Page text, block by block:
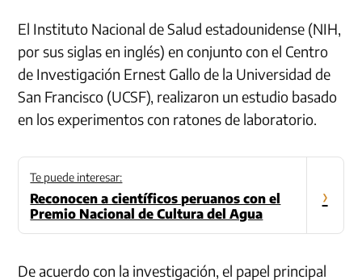
El Instituto Nacional de Salud estadounidense (NIH,
por sus siglas en inglés) en conjunto con el Centro
de Investigación Ernest Gallo de la Universidad de
San Francisco (UCSF), realizaron un estudio basado
en los experimentos con ratones de laboratorio.
Te puede interesar:
Reconocen a científicos peruanos con el
Premio Nacional de Cultura del Agua
›
De acuerdo con la investigación, el papel principal